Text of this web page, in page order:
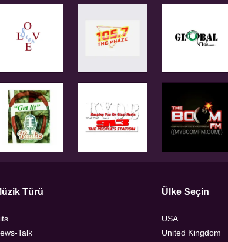
Türü
Talk
Ülke Seçin
USA
United Kingdom